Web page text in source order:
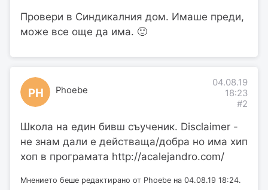
Провери в Синдикалния дом. Имаше преди,
може все още да има. 🙂
PH Phoebe
04.08.19
18:23
#2
Школа на един бивш съученик. Disclaimer -
не знам дали е действаща/добра но има хип
хоп в програмата http://acalejandro.com/
Мнението беше редактирано от Phoebe на 04.08.19 18:24.